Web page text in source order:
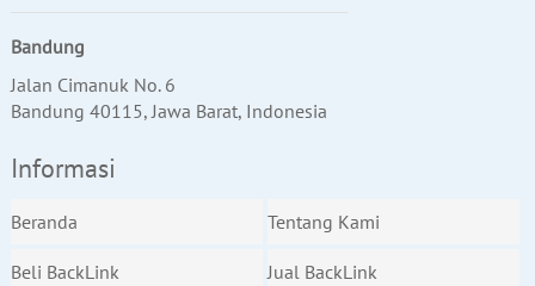
Bandung
Jalan Cimanuk No. 6
Bandung 40115, Jawa Barat, Indonesia
Informasi
Beranda Tentang Kami
Beli BackLink Jual BackLink